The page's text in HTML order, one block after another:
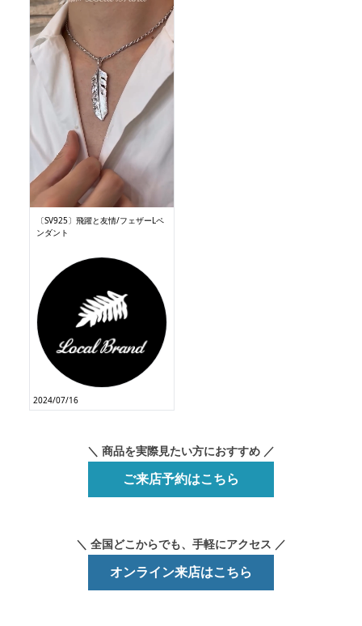
＼ 商品を実際見たい方におすすめ ／
ご来店予約はこちら
＼ 全国どこからでも、手軽にアクセス ／
オンライン来店はこちら